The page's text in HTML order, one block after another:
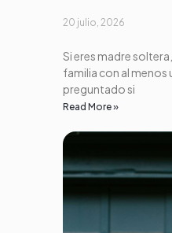
20 julio, 2026
Si eres madre
familia con al
preguntado si
Read More »